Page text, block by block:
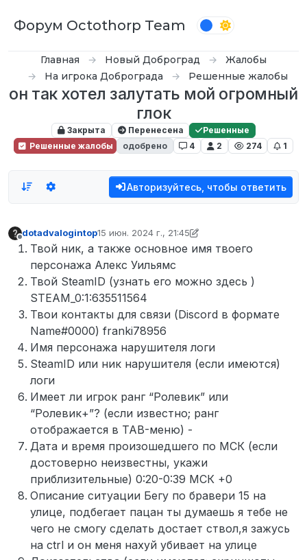
Форум Octothorp Team
Главная Новый Доброград
Жалобы
На игрока Доброграда
Решенные жалобы
он так хотел залутать мой огромный
глок
Закрыта Перенесена
Решенные
Решенные жалобы
одобрено 4 2 274 1
Авторизуйтесь, чтобы ответить
Не в сети
dotadvalogintop15 июн. 2024 г., 21:45
отредактировано dotadvalogintop
Твой ник, а также основное имя твоего
персонажа Алекс Уильямс
Твой SteamID (узнать его можно здесь )
STEAM_0:1:635511564
Твои контакты для связи (Discord в формате
Name#0000) franki78956
Имя персонажа нарушителя логи
SteamID или ник нарушителя (если имеются)
логи
Имеет ли игрок ранг “Ролевик” или
“Ролевик+”? (если известно; ранг
отображается в TAB-меню) -
Дата и время произошедшего по МСК (если
достоверно неизвестны, укажи
приблизительные) 0:20-0:39 МСК +0
Описание ситуации Бегу по бравери 15 на
улице, подбегает пацан ты думаешь я тебе не
чего не смогу сделать достает ствол,я зажусь
на ctrl и он меня нахуй убивает на улице